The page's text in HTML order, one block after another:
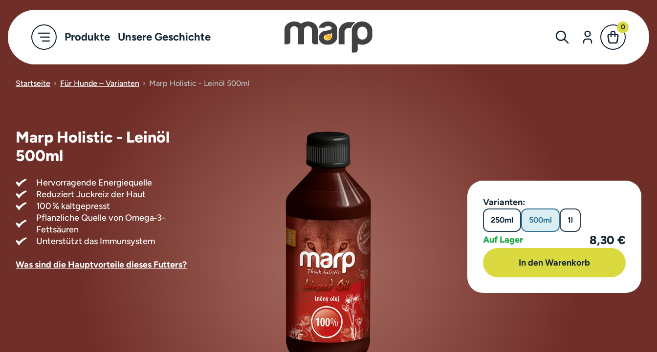
Produkte Unsere Geschichte
0
Startseite Für Hunde – Varianten Marp Holistic - Leinöl 500ml
Marp Holistic - Leinöl
500ml
Hervorragende Energiequelle
Reduziert Juckreiz der Haut
100 % kaltgepresst
Pflanzliche Quelle von Omega‑3-
Fettsäuren
Unterstützt das Immunsystem
Was sind die Hauptvorteile dieses Futters?
Varianten:
250ml 500ml 1l
Auf Lager 8,30 €
In den Warenkorb